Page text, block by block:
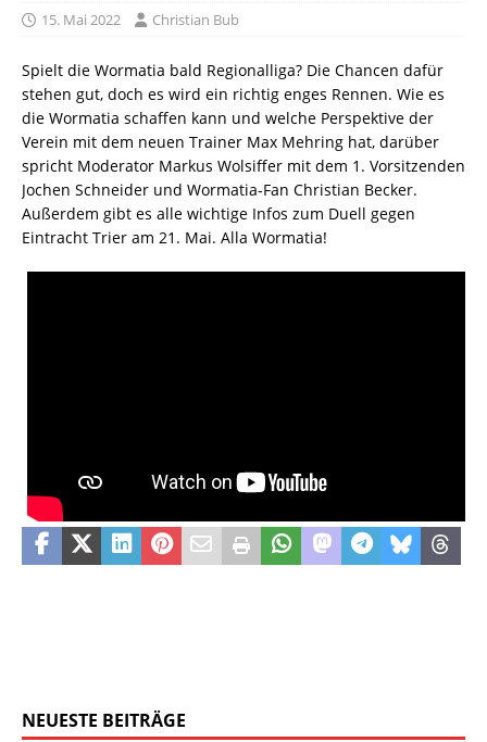
15. Mai 2022 Christian Bub
Spielt die Wormatia bald Regionalliga? Die Chancen dafür
stehen gut, doch es wird ein richtig enges Rennen. Wie es
die Wormatia schaffen kann und welche Perspektive der
Verein mit dem neuen Trainer Max Mehring hat, darüber
spricht Moderator Markus Wolsiffer mit dem 1. Vorsitzenden
Jochen Schneider und Wormatia-Fan Christian Becker.
Außerdem gibt es alle wichtige Infos zum Duell gegen
Eintracht Trier am 21. Mai. Alla Wormatia!
NEUESTE BEITRÄGE